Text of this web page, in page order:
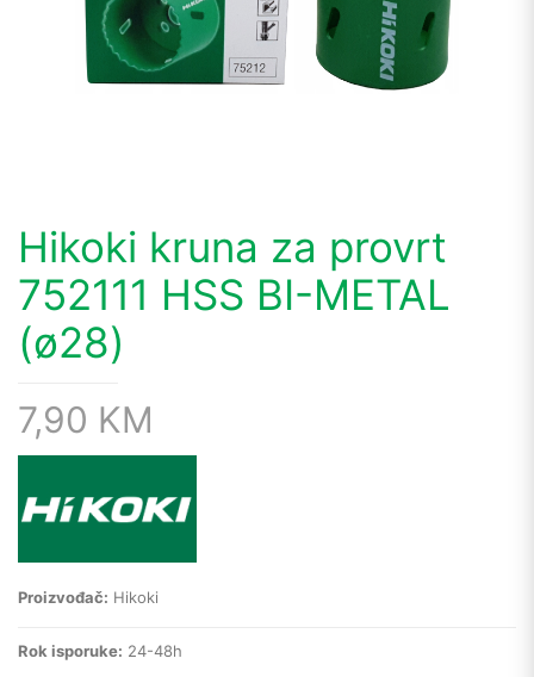
Hikoki kruna za provrt
752111 HSS BI-METAL
(ø28)
7,90 KM
Proizvođač: Hikoki
Rok isporuke: 24-48h